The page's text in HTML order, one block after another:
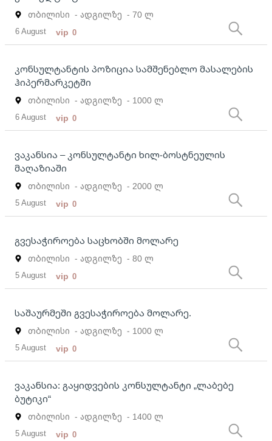
თბილისი - ადგილზე - 70 ლ
6 August vip 0
კონსულტანტის პოზიცია სამშენებლო მასალების
ჰიპერმარკეტში
თბილისი - ადგილზე - 1000 ლ
6 August vip 0
ვაკანსია – კონსულტანტი ხილ-ბოსტნეულის
მაღაზიაში
თბილისი - ადგილზე - 2000 ლ
5 August vip 0
გვესაჭიროება საცხობში მოლარე
თბილისი - ადგილზე - 80 ლ
5 August vip 0
საშაურმეში გვესაჭიროება მოლარე.
თბილისი - ადგილზე - 1000 ლ
5 August vip 0
ვაკანსია: გაყიდვების კონსულტანტი „ლაბებე
ბუტიკი“
თბილისი - ადგილზე - 1400 ლ
5 August vip 0